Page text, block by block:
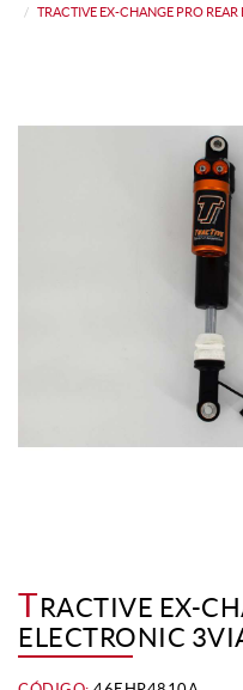
TRACTIVE EX-CHANGE PRO
TRACTIVE EX-
ELECTRONIC